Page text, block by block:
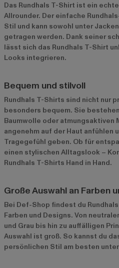
Das Rundhals T-Shirt ist ein
Allrounder. Der einfache
Stil und kann sowohl unter
getragen werden. Dank seiner
lässt sich das Rundhals T-Shirt
Looks integrieren.
Bequem und stilvoll
Rundhals T-Shirts sind nicht nur
besonders bequem. Sie
Baumwolle oder atmungsaktiven
angenehm auf der Haut anfühlen
Tragegefühl geben. Ob für
einen stylischen Alltagslook –
Rundhals T-Shirts Hand in Hand.
Große Auswahl an Farben
Bei Def-Shop findest du
Farben und Designs. Von
und Grau bis hin zu auffälligen
Auswahl ist groß. So kannst du
persönlichen Stil am besten